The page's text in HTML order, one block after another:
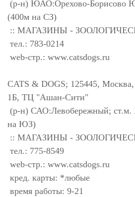
(р-н) ЮАО:Орехово-Борисово
(400м на СЗ)
:: МАГАЗИНЫ -
тел.: 783-0214
web-стр.: www.catsdogs.ru
CATS & DOGS; 125445,
1Б, ТЦ "Ашан-Сити"
(р-н) САО:Левобережный; ст.м.
на ЮЗ)
:: МАГАЗИНЫ -
тел.: 775-8549
web-стр.: www.catsdogs.ru
кред. карты: *любые
время работы: 9-21